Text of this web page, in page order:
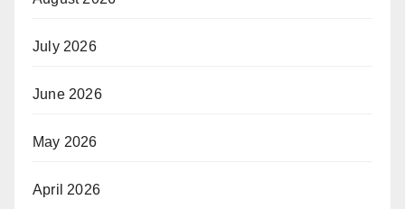
July 2026
June 2026
May 2026
April 2026